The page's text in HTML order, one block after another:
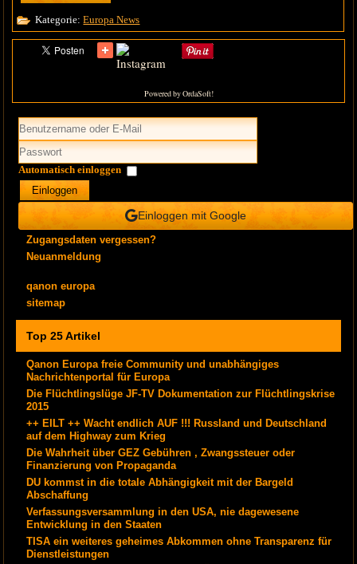
Kategorie:Europa News
Powered by OrdaSoft!
Automatisch einloggen
Einloggen
Einloggen mit Google
Zugangsdaten vergessen?
Neuanmeldung
qanon europa
sitemap
Top 25 Artikel
Qanon Europa freie Community und unabhängiges
Nachrichtenportal für Europa
Die Flüchtlingslüge JF-TV Dokumentation zur Flüchtlingskrise
2015
++ EILT ++ Wacht endlich AUF !!! Russland und Deutschland
auf dem Highway zum Krieg
Die Wahrheit über GEZ Gebühren , Zwangssteuer oder
Finanzierung von Propaganda
DU kommst in die totale Abhängigkeit mit der Bargeld
Abschaffung
Verfassungsversammlung in den USA, nie dagewesene
Entwicklung in den Staaten
TISA ein weiteres geheimes Abkommen ohne Transparenz für
Dienstleistungen